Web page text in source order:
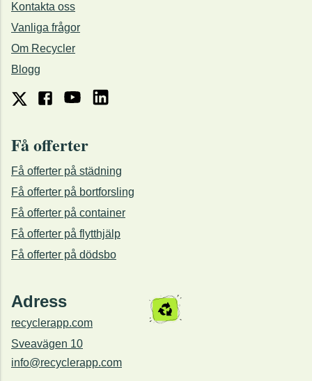
Kontakta oss
Vanliga frågor
Om Recycler
Blogg
Få offerter
Få offerter på städning
Få offerter på bortforsling
Få offerter på container
Få offerter på flytthjälp
Få offerter på dödsbo
Adress
recyclerapp.com
Sveavägen 10
info@recyclerapp.com